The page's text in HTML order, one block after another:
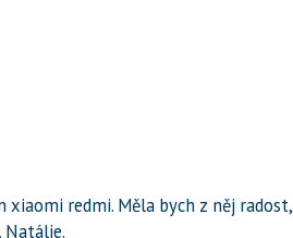
redmi. Měla bych z něj radost,
Natálie.